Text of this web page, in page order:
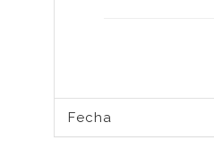
Fecha